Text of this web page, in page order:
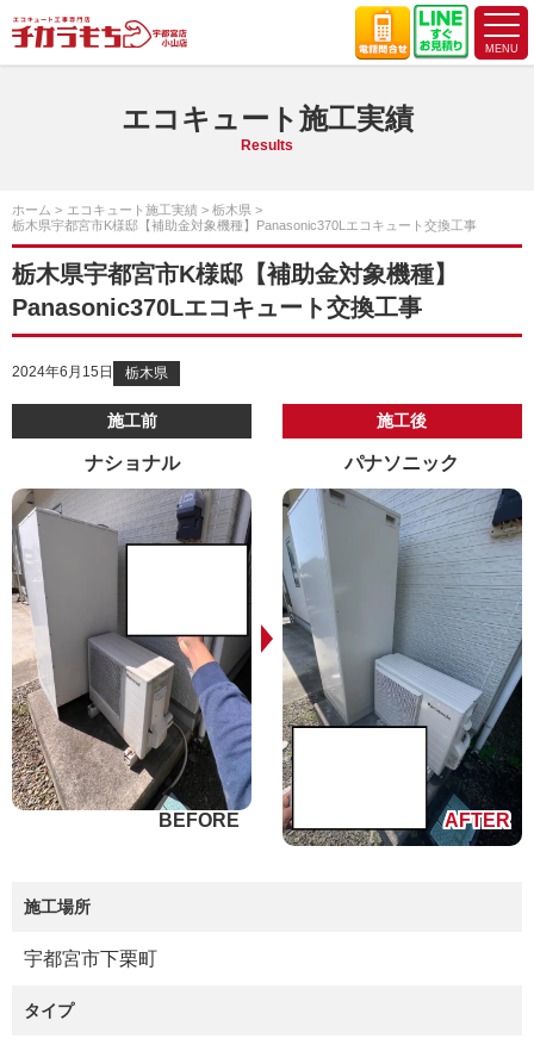
エコキュート施工実績
Results
ホーム エコキュート施工実績
栃木県
栃木県宇都宮市K様邸【補助金対象機種】Panasonic370Lエコキュート交換工事
栃木県宇都宮市K様邸【補助金対象機種】
Panasonic370Lエコキュート交換工事
2024年6月15日 栃木県
施工前
ナショナル
施工後
パナソニック
施工場所
宇都宮市下栗町
タイプ